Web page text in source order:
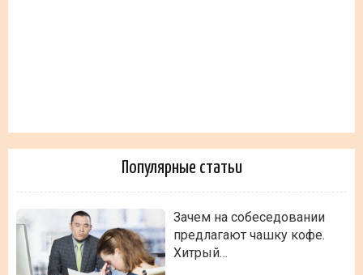
Популярные статьи
Зачем на собеседовании
предлагают чашку кофе.
Хитрый…